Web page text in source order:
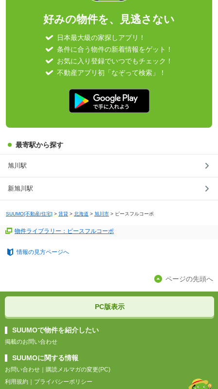
好みの物件を、見逃さない
日本最大級の家探しアプリ！
条件に合う物件の新着情報をゲット！
お気に入り登録でいつでもチェック！
不動産アプリ初「なぞって検索」！
最寄駅から探す
旭川駅
新旭川駅
SUUMO[不動産/住宅] > 賃貸 > 北海道 > 旭川市 > ピースフルコーポ
物件ライブラリー：ピースフルコーポ
情報の見方ページへ
ページの先頭へ
PC版表示
SUUMOで物件を紹介したい
掲載のお問い合わせ
SUUMOに関する情報
お問い合わせ
購読メルマガの変更(PC)
利用規約
プライバシーポリシー